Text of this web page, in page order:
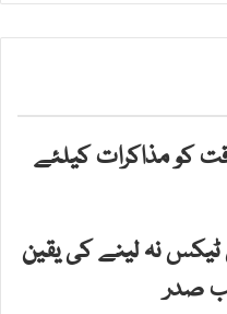
کو مذاکرات کیلئے
ٹیکس نہ لینے کی یقین
صدر